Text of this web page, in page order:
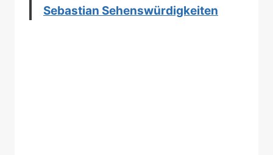
Sebastian Sehenswürdigkeiten